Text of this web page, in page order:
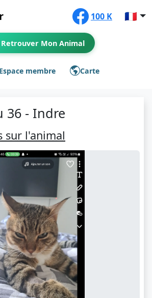
100 K 🇫🇷
Retrouver Mon Animal
membre Carte
36 - Indre
sur l'animal